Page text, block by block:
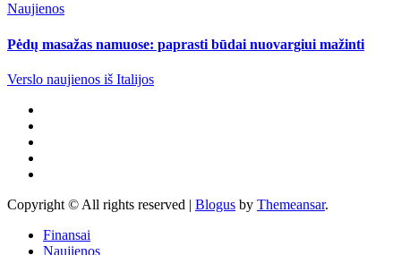
Naujienos
Pėdų masažas namuose: paprasti būdai nuovargiui mažinti
Verslo naujienos iš Italijos
Copyright © All rights reserved | Blogus by Themeansar.
Finansai
Naujienos